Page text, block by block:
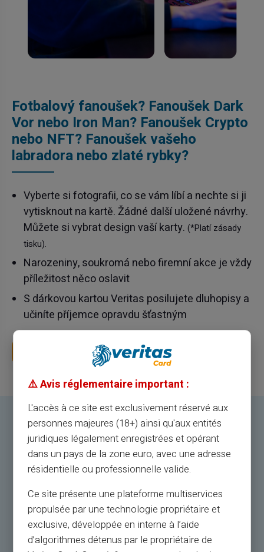
Fotbalový fanoušek? Fanoušek Dark
Vor nebo Iron Man? Fanoušek Crypto
nebo NFT? Fanoušek vašeho
labradora nebo zlaté rybky?
Vyberte si fotografii, co se vám líbí a nechte si ji
vytisknout na kartě. Žádné další uložené návrhy.
Můžete si vybrat design vaší karty. (*Platí zásady
tisku).
Narozeniny, soukromá nebo firemní akce je vždy
příležitost něco oslavit
S dárkovou kartou Veritas posilujete dluhopisy a
učiníte příjemce opravdu šťastným
Objednejte si dárek Veritas hned teď (již brzy)
Výše uvedené značky jsou citovány
pro ilustrativní účely a nejsou
smluvní.
Obrázky odeslané k tisku musí být v souladu s
našimiZÁSADY TISKU A OBRÁZKŮ VERITAS
⚠️ Avis réglementaire important :
L'accès à ce site est exclusivement réservé aux
personnes majeures (18+) ainsi qu'aux entités
juridiques légalement enregistrées et opérant
dans un pays de la zone euro, avec une adresse
résidentielle ou professionnelle valide.
Ce site présente une plateforme multiservices
propulsée par une technologie propriétaire et
exclusive, développée en interne à l’aide
d’algorithmes détenus par le propriétaire de